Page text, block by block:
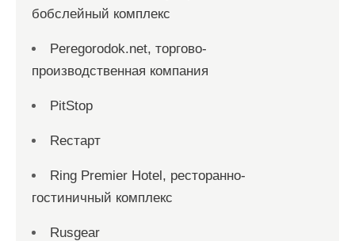
бобслейный комплекс
Peregorodok.net, торгово-
производственная компания
PitStop
Reстарт
Ring Premier Hotel, ресторанно-
гостиничный комплекс
Rusgear